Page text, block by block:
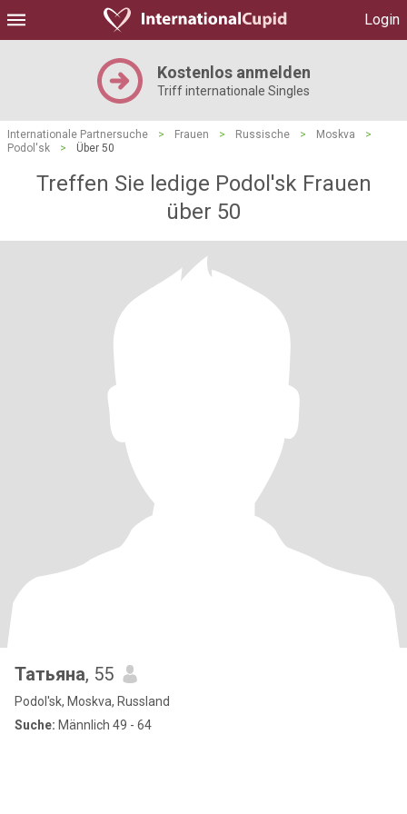
Login
Kostenlos anmelden
Triff internationale Singles
Internationale Partnersuche > Frauen > Russische > Moskva
>
Podol'sk
> Über 50
Treffen Sie ledige Podol'sk Frauen
über 50
Татьяна, 55
Podol'sk, Moskva, Russland
Suche: Männlich 49 - 64